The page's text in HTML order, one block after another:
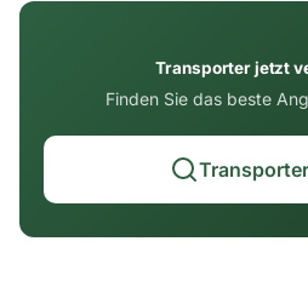
Transporter jetzt
Finden Sie das beste